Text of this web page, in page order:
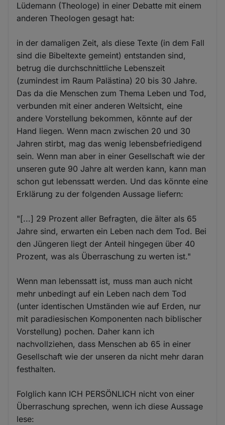
Lüdemann (Theologe) in einer Debatte mit einem
anderen Theologen gesagt hat:
in der damaligen Zeit, als diese Texte (in dem Fall
sind die Bibeltexte gemeint) entstanden sind,
betrug die durchschnittliche Lebenszeit
(zumindest im Raum Palästina) 20 bis 30 Jahre.
Das da die Menschen zum Thema Leben und Tod,
verbunden mit einer anderen Weltsicht, eine
andere Vorstellung bekommen, könnte auf der
Hand liegen. Wenn macn zwischen 20 und 30
Jahren stirbt, mag das wenig lebensbefriedigend
sein. Wenn man aber in einer Gesellschaft wie der
unseren gute 90 Jahre alt werden kann, kann man
schon gut lebenssatt werden. Und das könnte eine
Erklärung zu der folgenden Aussage liefern:
"[...] 29 Prozent aller Befragten, die älter als 65
Jahre sind, erwarten ein Leben nach dem Tod. Bei
den Jüngeren liegt der Anteil hingegen über 40
Prozent, was als Überraschung zu werten ist."
Wenn man lebenssatt ist, muss man auch nicht
mehr unbedingt auf ein Leben nach dem Tod
(unter identischen Umständen wie auf Erden, nur
mit paradiesischen Komponenten nach biblischer
Vorstellung) pochen. Daher kann ich
nachvollziehen, dass Menschen ab 65 in einer
Gesellschaft wie der unseren da nicht mehr daran
festhalten.
Folglich kann ICH PERSÖNLICH nicht von einer
Überraschung sprechen, wenn ich diese Aussage
lese: